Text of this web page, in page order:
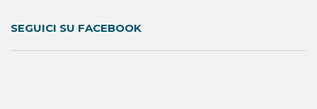
SEGUICI SU FACEBOOK